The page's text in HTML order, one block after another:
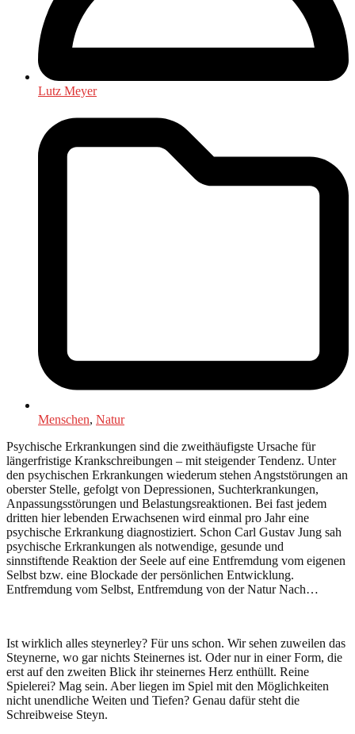
Lutz Meyer
Menschen, Natur
Psychische Erkrankungen sind die zweithäufigste Ursache für
längerfristige Krankschreibungen – mit steigender Tendenz. Unter
den psychischen Erkrankungen wiederum stehen Angststörungen an
oberster Stelle, gefolgt von Depressionen, Suchterkrankungen,
Anpassungsstörungen und Belastungsreaktionen. Bei fast jedem
dritten hier lebenden Erwachsenen wird einmal pro Jahr eine
psychische Erkrankung diagnostiziert. Schon Carl Gustav Jung sah
psychische Erkrankungen als notwendige, gesunde und
sinnstiftende Reaktion der Seele auf eine Entfremdung vom eigenen
Selbst bzw. eine Blockade der persönlichen Entwicklung.
Entfremdung vom Selbst, Entfremdung von der Natur Nach…
Ist wirklich alles steynerley? Für uns schon. Wir sehen zuweilen das
Steynerne, wo gar nichts Steinernes ist. Oder nur in einer Form, die
erst auf den zweiten Blick ihr steinernes Herz enthüllt. Reine
Spielerei? Mag sein. Aber liegen im Spiel mit den Möglichkeiten
nicht unendliche Weiten und Tiefen? Genau dafür steht die
Schreibweise Steyn.